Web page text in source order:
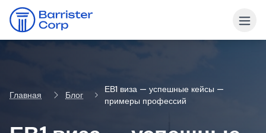
Главная Блог
ЕВ1 виза — успешные кейсы —
примеры профессий